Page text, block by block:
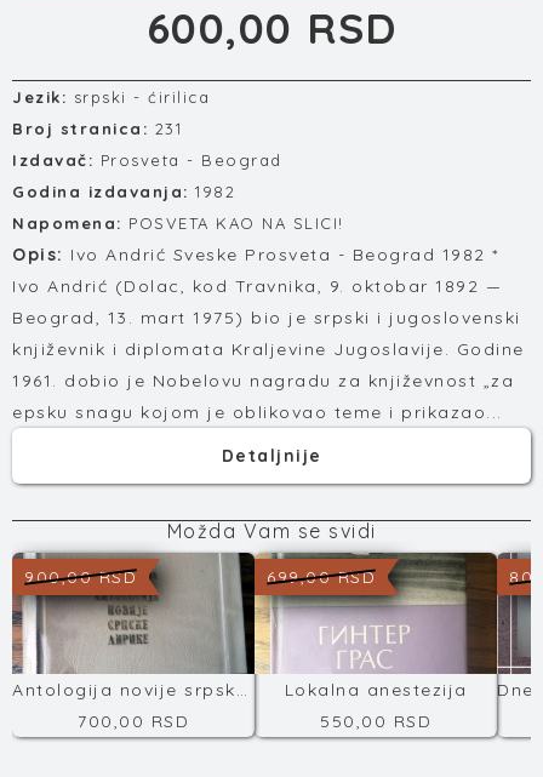
600,00 RSD
Jezik: srpski - ćirilica
Broj stranica: 231
Izdavač: Prosveta - Beograd
Godina izdavanja: 1982
Napomena: POSVETA KAO NA SLICI!
Opis: Ivo Andrić Sveske Prosveta - Beograd 1982 *
Ivo Andrić (Dolac, kod Travnika, 9. oktobar 1892 —
Beograd, 13. mart 1975) bio je srpski i jugoslovenski
književnik i diplomata Kraljevine Jugoslavije. Godine
1961. dobio je Nobelovu nagradu za književnost „za
epsku snagu kojom je oblikovao teme i prikazao...
Detaljnije
Možda Vam se svidi
900,00 RSD
Antologija novije srpske književnosti
700,00 RSD
699,00 RSD
Lokalna anestezija
550,00 RSD